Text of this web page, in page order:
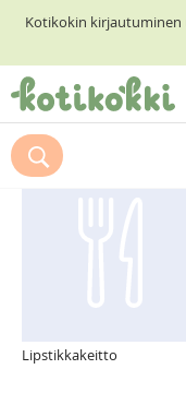
Kotikokin kirjautuminen
ETUSIVU
RESEPTIHAKU
Suosittelemme
Lipstikkakeitto